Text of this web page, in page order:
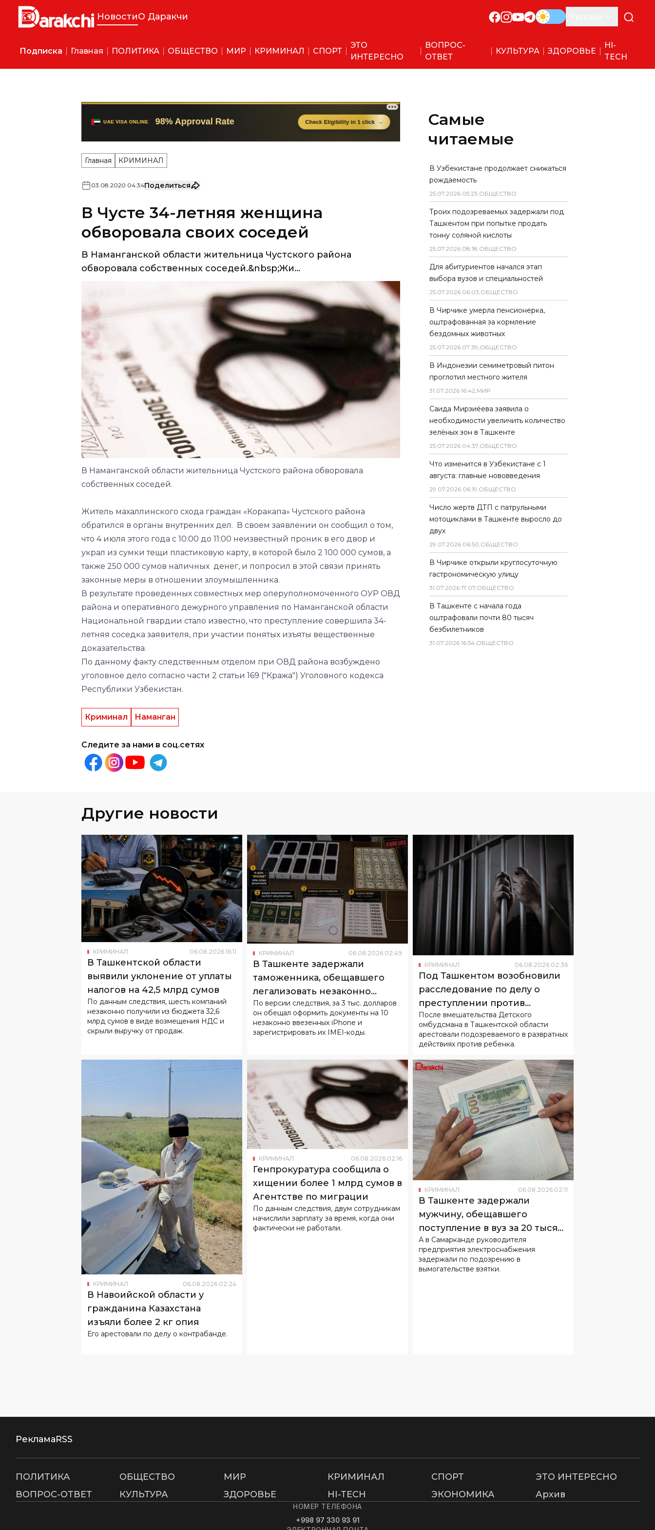
НовостиО Даракчи
Подписка Главная ПОЛИТИКА ОБЩЕСТВО МИР КРИМИНАЛ СПОРТ
ЭТО
ИНТЕРЕСНО
ВОПРОС-
ОТВЕТ
КУЛЬТУРА ЗДОРОВЬЕ
HI-
TECH
Главная КРИМИНАЛ
03 08 2020 04:34Поделиться
В Чусте 34-летняя женщина
обворовала своих соседей
В Наманганской области жительница Чустского района
обворовала собственных соседей.&nbsp;Жи...
В Наманганской области жительница Чустского района обворовала
собственных соседей.
Житель махаллинского схода граждан «Коракапа» Чустского района
обратился в органы внутренних дел. В своем заявлении он сообщил о том,
что 4 июля этого года с 10:00 до 11:00 неизвестный проник в его двор и
украл из сумки тещи пластиковую карту, в которой было 2 100 000 сумов, а
также 250 000 сумов наличных денег, и попросил в этой связи принять
законные меры в отношении злоумышленника.
В результате проведенных совместных мер оперуполномоченного ОУР ОВД
района и оперативного дежурного управления по Наманганской области
Национальной гвардии стало известно, что преступление совершила 34-
летняя соседка заявителя, при участии понятых изъяты вещественные
доказательства.
По данному факту следственным отделом при ОВД района возбуждено
уголовное дело согласно части 2 статьи 169 ("Кража") Уголовного кодекса
Республики Узбекистан.
Криминал Наманган
Следите за нами в соц.сетях
Самые
читаемые
В Узбекистане продолжает снижаться
рождаемость
25.07.2026 05:23,ОБЩЕСТВО
Троих подозреваемых задержали под
Ташкентом при попытке продать
тонну соляной кислоты
25.07.2026 08:18,ОБЩЕСТВО
Для абитуриентов начался этап
выбора вузов и специальностей
25.07.2026 06:03,ОБЩЕСТВО
В Чирчике умерла пенсионерка,
оштрафованная за кормление
бездомных животных
25.07.2026 07:39,ОБЩЕСТВО
В Индонезии семиметровый питон
проглотил местного жителя
31.07.2026 16:42,МИР
Саида Мирзиёева заявила о
необходимости увеличить количество
зелёных зон в Ташкенте
25.07.2026 04:37,ОБЩЕСТВО
Что изменится в Узбекистане с 1
августа: главные нововведения
29.07.2026 06:19,ОБЩЕСТВО
Число жертв ДТП с патрульными
мотоциклами в Ташкенте выросло до
двух
29.07.2026 06:50,ОБЩЕСТВО
В Чирчике открыли круглосуточную
гастрономическую улицу
31.07.2026 17:07,ОБЩЕСТВО
В Ташкенте с начала года
оштрафовали почти 80 тысяч
безбилетников
31.07.2026 16:54,ОБЩЕСТВО
Другие новости
КРИМИНАЛ 06.08.2026 16:11
В Ташкентской области
выявили уклонение от уплаты
налогов на 42,5 млрд сумов
По данным следствия, шесть компаний
незаконно получили из бюджета 32,6
млрд сумов в виде возмещения НДС и
скрыли выручку от продаж.
КРИМИНАЛ 06.08.2026 02:49
В Ташкенте задержали
таможенника, обещавшего
легализовать незаконно
ввезенные iPhone
По версии следствия, за 3 тыс. долларов
он обещал оформить документы на 10
незаконно ввезенных iPhone и
зарегистрировать их IMEI-коды.
КРИМИНАЛ 06.08.2026 02:36
Под Ташкентом возобновили
расследование по делу о
преступлении против
несовершеннолетнего
После вмешательства Детского
омбудсмана в Ташкентской области
арестовали подозреваемого в развратных
действиях против ребенка.
КРИМИНАЛ 06.08.2026 02:24
В Навоийской области у
гражданина Казахстана
изъяли более 2 кг опия
Его арестовали по делу о контрабанде.
КРИМИНАЛ 06.08.2026 02:16
Генпрокуратура сообщила о
хищении более 1 млрд сумов в
Агентстве по миграции
По данным следствия, двум сотрудникам
начислили зарплату за время, когда они
фактически не работали.
КРИМИНАЛ 06.08.2026 02:11
В Ташкенте задержали
мужчину, обещавшего
поступление в вуз за 20 тысяч
долларов
А в Самарканде руководителя
предприятия электроснабжения
задержали по подозрению в
вымогательстве взятки.
РекламаRSS
ПОЛИТИКА ОБЩЕСТВО МИР КРИМИНАЛ СПОРТ
ЭТО ИНТЕРЕСНО
ВОПРОС-ОТВЕТ
КУЛЬТУРА ЗДОРОВЬЕ HI-TECH ЭКОНОМИКА Архив
НОМЕР ТЕЛЕФОНА
+998 97 330 93 91